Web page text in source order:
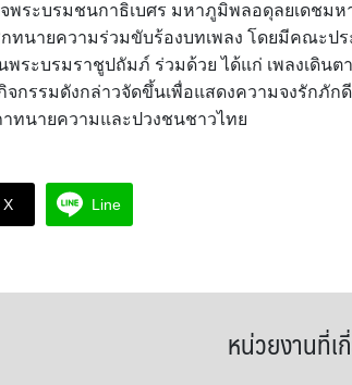
พระบรมชนกาธิเบศร มหาภูมิพลอดุลยเดชม
นายความร่วมขับร้องบทเพลง โดยมีคณะปร
ระบรมราชูปถัมภ์ ร่วมด้วย ได้แก่ เพลงเดินต
จกรรมดังกล่าวจัดขึ้นเพื่อแสดงความจงรัก
ทนายความและปวงชนชาวไทย
X Line
หน่วยงานที่เ